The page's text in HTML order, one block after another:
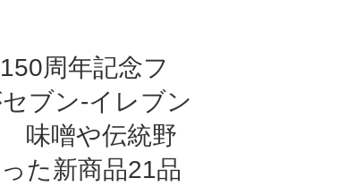
周年記念フ
ブン-イレブン
味噌や伝統野
た新商品21品